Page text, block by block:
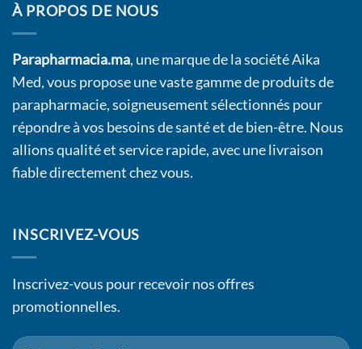
À PROPOS DE NOUS
Parapharmacia.ma, une marque de la société Aika
Med, vous propose une vaste gamme de produits de
parapharmacie, soigneusement sélectionnés pour
répondre à vos besoins de santé et de bien-être. Nous
allions qualité et service rapide, avec une livraison
fiable directement chez vous.
INSCRIVEZ-VOUS
Inscrivez-vous pour recevoir nos offres
promotionnelles.